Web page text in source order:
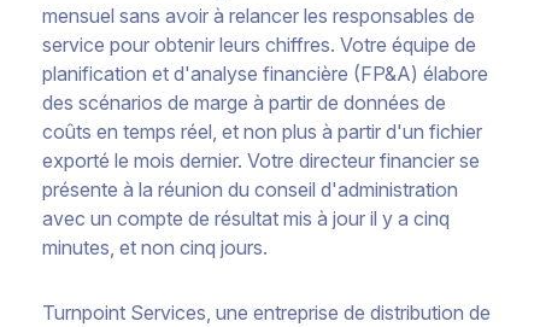
mensuel sans avoir à relancer les responsables de
service pour obtenir leurs chiffres. Votre équipe de
planification et d'analyse financière (FP&A) élabore
des scénarios de marge à partir de données de
coûts en temps réel, et non plus à partir d'un fichier
exporté le mois dernier. Votre directeur financier se
présente à la réunion du conseil d'administration
avec un compte de résultat mis à jour il y a cinq
minutes, et non cinq jours.
Turnpoint Services, une entreprise de distribution de